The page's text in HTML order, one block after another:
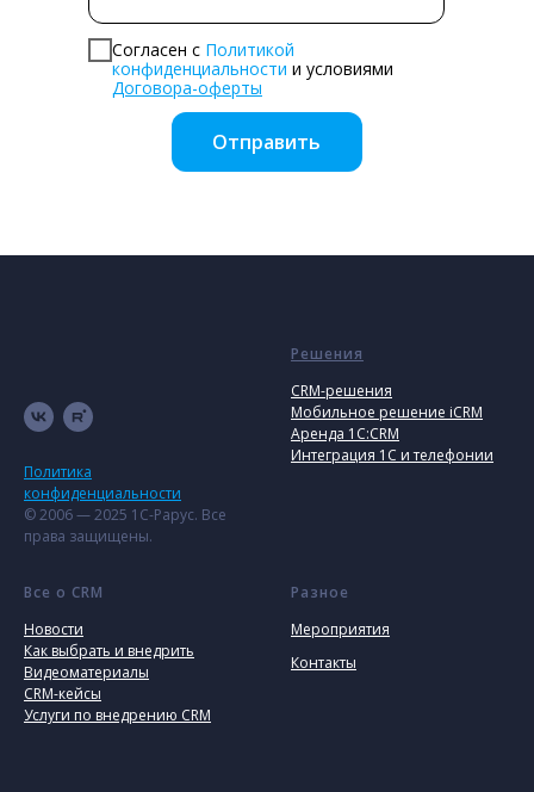
Согласен с Политикой
конфиденциальности и условиями
Договора-оферты
Отправить
Политика
конфиденциальности
© 2006 — 2025 1С-Рарус. Все
Решения
CRM-решения
Мобильное решение iCRM
Аренда 1C:CRM
Интеграция 1С и телефонии
Новости
Как выбрать и внедрить
Видеоматериалы
CRM-кейсы